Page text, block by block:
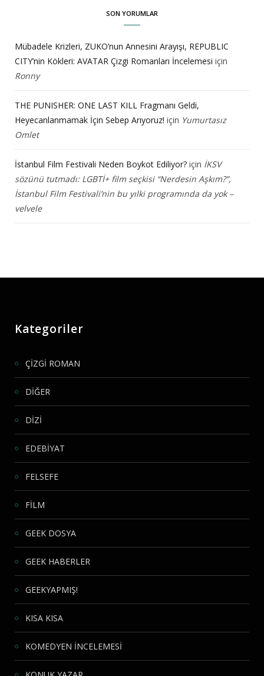
SON YORUMLAR
Mübadele Krizleri, ZUKO’nun Annesini Arayışı, REPUBLIC
CITY’nin Kökleri: AVATAR Çizgi Romanları İncelemesi için
Ronny
THE PUNISHER: ONE LAST KILL Fragmanı Geldi,
Heyecanlanmamak İçin Sebep Arıyoruz! için Yumurtasız
Omlet
İstanbul Film Festivali Neden Boykot Ediliyor? için İKSV
sözünü tutmadı: LGBTİ+ film seçkisi “Nerdesin Aşkım?”,
İstanbul Film Festivali’nin bu yılki programında da yok –
velvele
Kategoriler
ÇİZGİ ROMAN
DİĞER
DİZİ
EDEBİYAT
FELSEFE
FİLM
GEEK DOSYA
GEEK HABERLER
GEEKYAPMIŞ!
KISA KISA
KOMEDYEN İNCELEMESİ